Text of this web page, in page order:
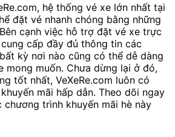
hệ thống vé xe lớn nhất tại
đặt vé nhanh chóng bằng những
cạnh việc hỗ trợ đặt vé xe trực
cung cấp đầy đủ thông tin các
kỳ nơi nào cũng có thể dễ dàng
mong muốn. Chưa dừng lại ở đó,
tốt nhất, VeXeRe.com luôn có
mãi hấp dẫn. Theo dõi ngay
trình khuyến mãi hè này